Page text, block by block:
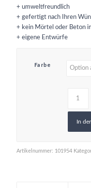
+ umweltfreundlich
+ gefertigt nach Ihren
+ kein Mörtel oder Beton
+ eigene Entwürfe
Farbe
In
Artikelnummer: 101954